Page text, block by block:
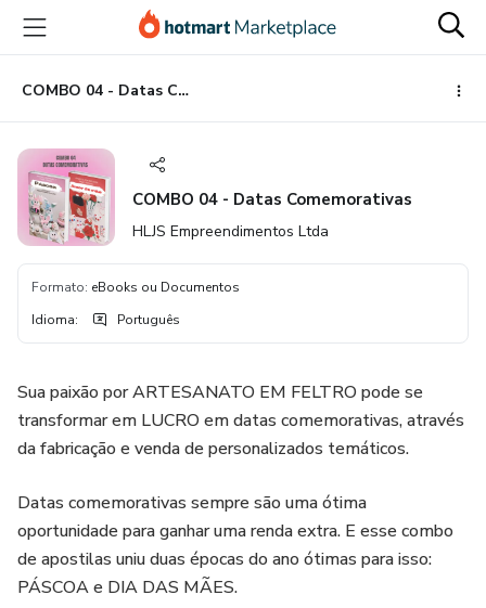
para
conteúdo
principal
para
pagamento
para
rodapé
COMBO 04 - Datas Comemorativas
COMBO 04 - Datas Comemorativas
HLJS Empreendimentos Ltda
Formato: eBooks ou Documentos
Idioma: Português
Sua paixão por ARTESANATO EM FELTRO pode se
transformar em LUCRO em datas comemorativas, através
da fabricação e venda de personalizados temáticos.
Datas comemorativas sempre são uma ótima
oportunidade para ganhar uma renda extra. E esse combo
de apostilas uniu duas épocas do ano ótimas para isso:
PÁSCOA e DIA DAS MÃES.